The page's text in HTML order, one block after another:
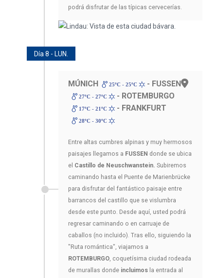
podrá disfrutar de las típicas cervecerías.
Día 8 - LUN.
MÚNICH 25ºC - 25ºC - FUSSEN
27ºC - 27ºC - ROTEMBURGO
17ºC - 21ºC - FRANKFURT
28ºC - 30ºC
Entre altas cumbres alpinas y muy hermosos
paisajes llegamos a FUSSEN donde se ubica
el Castillo de Neuschwanstein. Subiremos
caminando hasta el Puente de Marienbrücke
para disfrutar del fantástico paisaje entre
barrancos del castillo que se vislumbra
desde este punto. Desde aquí, usted podrá
regresar caminando o en carruaje de
caballos (no incluido). Tras ello, siguiendo la
"Ruta romántica", viajamos a
ROTEMBURGO, coquetísima ciudad rodeada
de murallas donde incluimos la entrada al